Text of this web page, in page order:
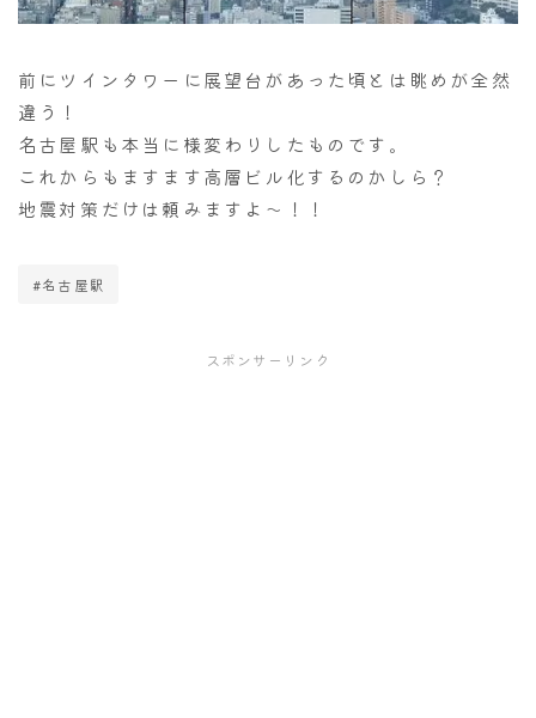
前にツインタワーに展望台があった頃とは眺めが全然
違う！
名古屋駅も本当に様変わりしたものです。
これからもますます高層ビル化するのかしら？
地震対策だけは頼みますよ～！！
#名古屋駅
スポンサーリンク